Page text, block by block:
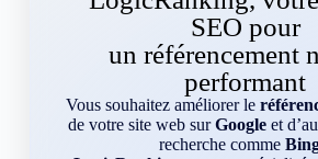
SEO pour
un référencement
performant
Vous souhaitez améliorer le
de votre site web surGoogle et
recherche comme